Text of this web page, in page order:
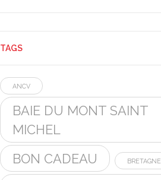
TAGS
ANCV
BAIE DU MONT SAINT
MICHEL
BON CADEAU
BRETAGNE